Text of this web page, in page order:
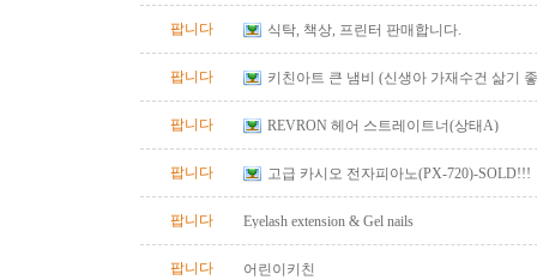
팝니다 식탁, 책상, 프린터 판매합니다.
팝니다 키친아트 큰 냄비 (신생아 가재수건 삶기
팝니다 REVRON 헤어 스트레이트너(상태A)
팝니다 고급 카시오 전자피아노(PX-720)-SOLD!!!
팝니다 Eyelash extension & Gel nails
팝니다 어린이키친